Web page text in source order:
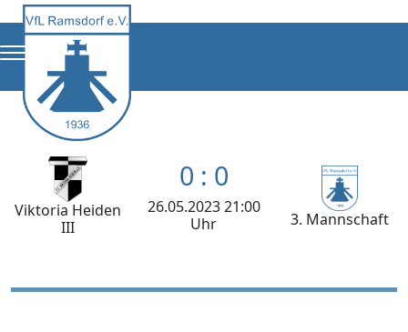
Viktoria Heiden
III
0 : 0
26.05.2023 21:00
Uhr
3. Mannschaft